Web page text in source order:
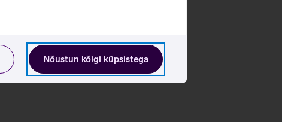
Nõustun kõigi küpsistega